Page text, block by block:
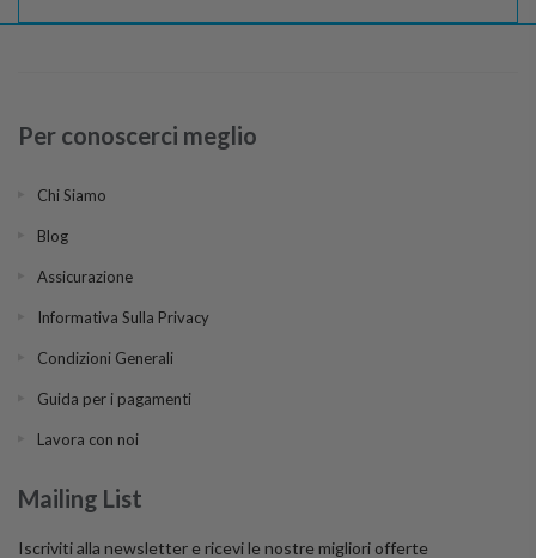
Per conoscerci meglio
Chi Siamo
Blog
Assicurazione
Informativa Sulla Privacy
Condizioni Generali
Guida per i pagamenti
Lavora con noi
Mailing List
Iscriviti alla newsletter e ricevi le nostre migliori offerte